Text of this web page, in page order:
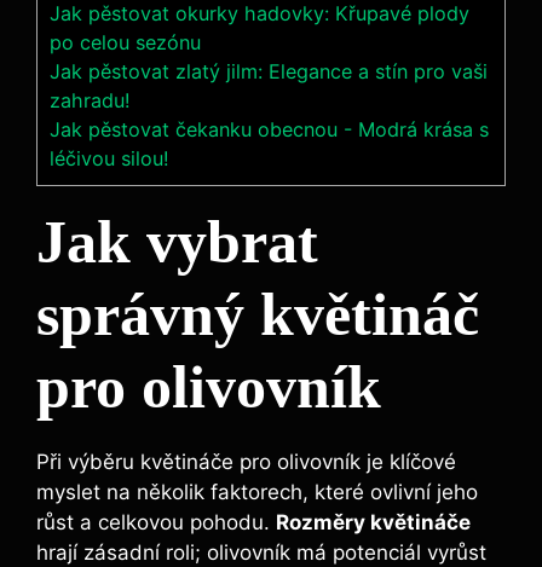
Jak pěstovat okurky hadovky: Křupavé plody
po celou sezónu
Jak pěstovat zlatý jilm: Elegance a stín pro vaši
zahradu!
Jak pěstovat čekanku obecnou - Modrá krása s
léčivou silou!
Jak vybrat
správný květináč
pro olivovník
Při výběru květináče pro olivovník je klíčové
myslet na několik faktorech, které ovlivní jeho
růst a celkovou pohodu. Rozměry květináče
hrají zásadní roli; olivovník má potenciál vyrůst